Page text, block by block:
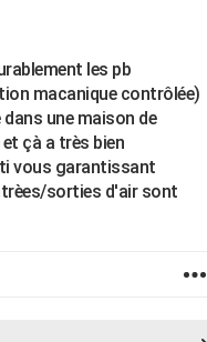
les pb
macanique contrôlée)
une maison de
çà a très bien
vous garantissant
sorties d'air sont